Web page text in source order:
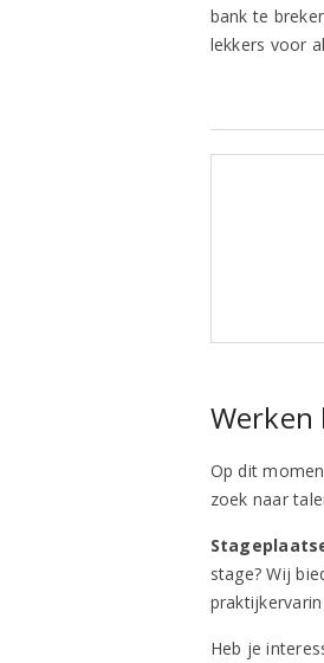
bank te
lekkers voor
Werken
Op dit
zoek naar
stage? Wij
Heb je